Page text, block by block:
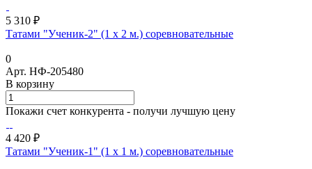
5 310 ₽
Татами "Ученик-2" (1 х 2 м.) соревновательные
0
Арт. НФ-205480
В корзину
Покажи счет конкурента - получи лучшую цену
4 420 ₽
Татами "Ученик-1" (1 х 1 м.) соревновательные